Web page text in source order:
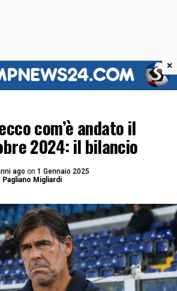
com’è andato il
2024: il bilancio
ago on 1 Gennaio 2025
Pagliano Migliardi
×